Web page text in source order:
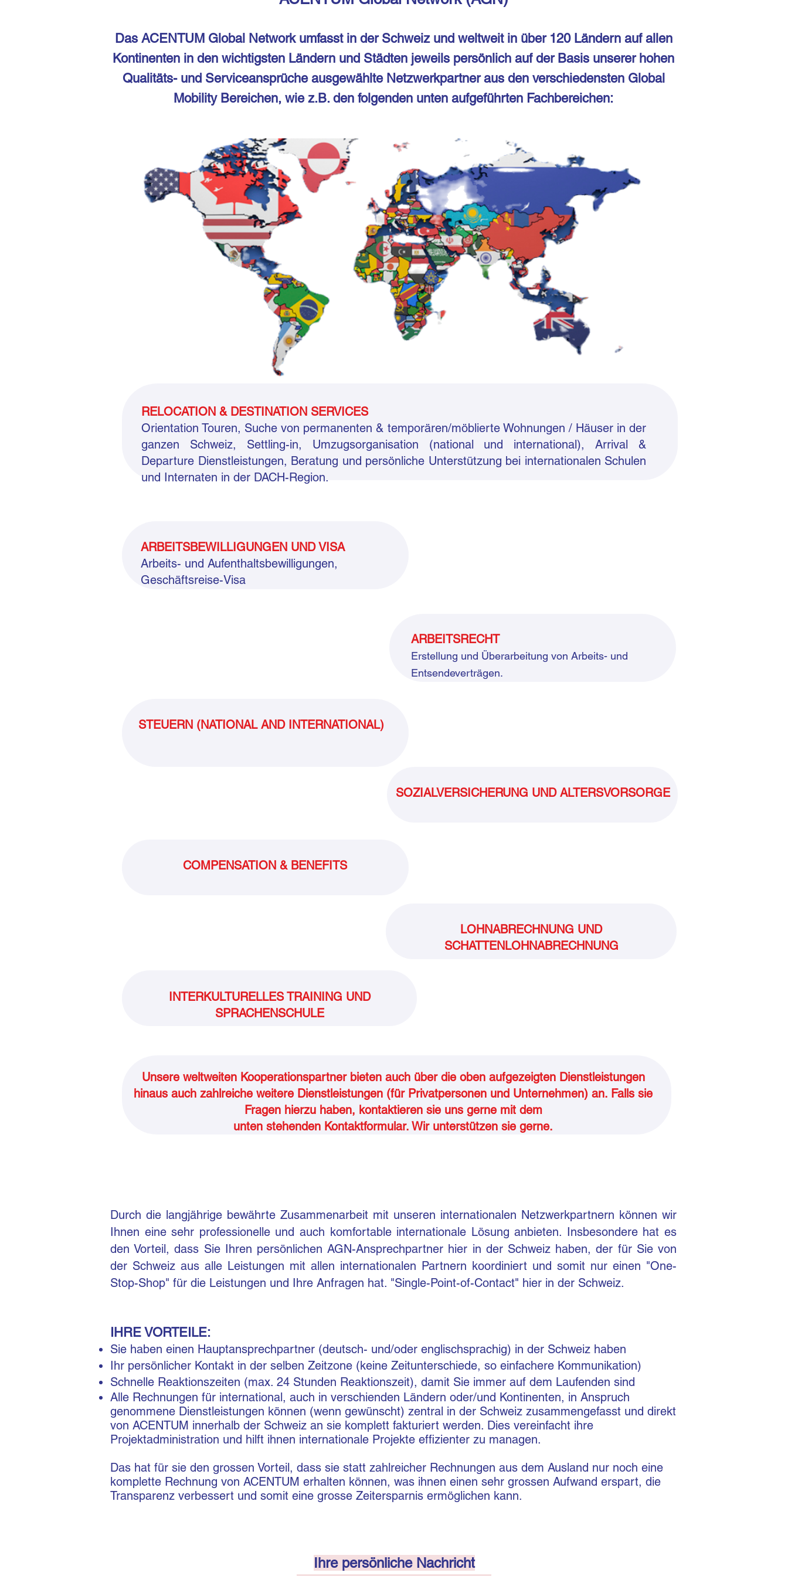
Das ACENTUM Global Network umfasst in der Schweiz und weltweit in über 120 Ländern auf allen
Kontinenten in den wichtigsten Ländern und Städten jeweils persönlich auf der Basis unserer hohen
Qualitäts- und Serviceansprüche ausgewählte Netzwerkpartner aus den verschiedensten Global
Mobility Bereichen, wie z.B. den folgenden unten aufgeführten Fachbereichen:
RELOCATION & DESTINATION SERVICES
Orientation Touren, Suche von permanenten & temporären/möblierte Wohnungen / Häuser in der
ganzen Schweiz, Settling-in, Umzugsorganisation (national und international), Arrival &
Departure Dienstleistungen, Beratung und persönliche Unterstützung bei internationalen Schulen
und Internaten in der DACH-Region.
ARBEITSBEWILLIGUNGEN UND VISA
Arbeits- und Aufenthaltsbewilligungen,
Geschäftsreise-Visa
ARBEITSRECHT
Erstellung und Überarbeitung von Arbeits- und
Entsendeverträgen.
STEUERN (NATIONAL AND INTERNATIONAL)
SOZIALVERSICHERUNG UND ALTERSVORSORGE
COMPENSATION & BENEFITS
LOHNABRECHNUNG UND
SCHATTENLOHNABRECHNUNG
INTERKULTURELLES TRAINING UND
SPRACHENSCHULE
Unsere weltweiten Kooperationspartner bieten auch über die oben aufgezeigten Dienstleistungen
hinaus auch zahlreiche weitere Dienstleistungen (für Privatpersonen und Unternehmen) an. Falls sie
Fragen hierzu haben, kontaktieren sie uns gerne mit dem
unten stehenden Kontaktformular. Wir unterstützen sie gerne.
Durch die langjährige bewährte Zusammenarbeit mit unseren internationalen Netzwerkpartnern können wir
Ihnen eine sehr professionelle und auch komfortable internationale Lösung anbieten. Insbesondere hat es
den Vorteil, dass Sie Ihren persönlichen AGN-Ansprechpartner hier in der Schweiz haben, der für Sie von
der Schweiz aus alle Leistungen mit allen internationalen Partnern koordiniert und somit nur einen "One-
Stop-Shop" für die Leistungen und Ihre Anfragen hat. "Single-Point-of-Contact" hier in der Schweiz.
IHRE VORTEILE:
Sie haben einen Hauptansprechpartner (deutsch- und/oder englischsprachig) in der Schweiz haben
Ihr persönlicher Kontakt in der selben Zeitzone (keine Zeitunterschiede, so einfachere Kommunikation)
Schnelle Reaktionszeiten (max. 24 Stunden Reaktionszeit), damit Sie immer auf dem Laufenden sind
Alle Rechnungen für international, auch in verschienden Ländern oder/und Kontinenten, in Anspruch
genommene Dienstleistungen können (wenn gewünscht) zentral in der Schweiz zusammengefasst und direkt
von ACENTUM innerhalb der Schweiz an sie komplett fakturiert werden. Dies vereinfacht ihre
Projektadministration und hilft ihnen internationale Projekte effizienter zu managen.
Das hat für sie den grossen Vorteil, dass sie statt zahlreicher Rechnungen aus dem Ausland nur noch eine
komplette Rechnung von ACENTUM erhalten können, was ihnen einen sehr grossen Aufwand erspart, die
Transparenz verbessert und somit eine grosse Zeitersparnis ermöglichen kann.
Ihre persönliche Nachricht